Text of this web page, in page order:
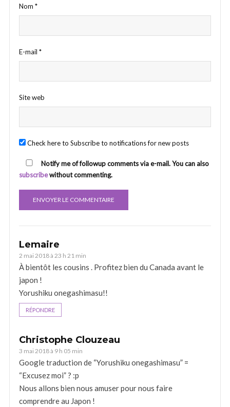
Nom *
E-mail *
Site web
Check here to Subscribe to notifications for new posts
Notify me of followup comments via e-mail. You can also
subscribewithout commenting.
Lemaire
2 mai 2018 à 23 h 21 min
À bientôt les cousins . Profitez bien du Canada avant le
japon !
Yorushiku onegashimasu!!
RÉPONDRE
Christophe Clouzeau
3 mai 2018 à 9 h 05 min
Google traduction de “Yorushiku onegashimasu” =
“Excusez moi” ? :p
Nous allons bien nous amuser pour nous faire
comprendre au Japon !